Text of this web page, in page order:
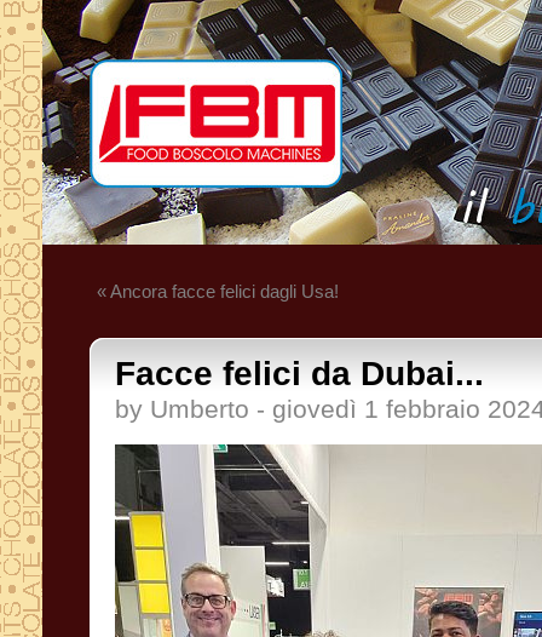
« Ancora facce felici dagli Usa!
Facce felici da Dubai...
by Umberto - giovedì 1 febbraio